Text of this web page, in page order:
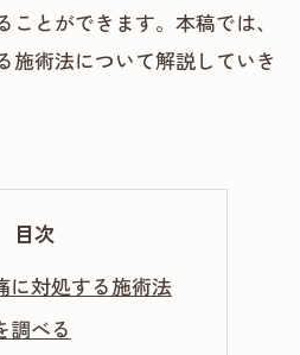
とができます。本稿では、
施術法について解説していき
目次
に対処する施術法
調べる